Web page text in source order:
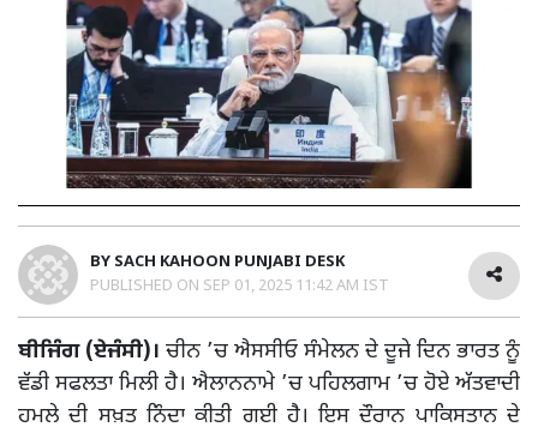
BY SACH KAHOON PUNJABI DESK
PUBLISHED ON SEP 01, 2025 11:42 AM IST
ਬੀਜਿੰਗ (ਏਜੰਸੀ)। ਚੀਨ ’ਚ ਐਸਸੀਓ ਸੰਮੇਲਨ ਦੇ ਦੂਜੇ ਦਿਨ ਭਾਰਤ ਨੂੰ
ਵੱਡੀ ਸਫਲਤਾ ਮਿਲੀ ਹੈ। ਐਲਾਨਨਾਮੇ ’ਚ ਪਹਿਲਗਾਮ ’ਚ ਹੋਏ ਅੱਤਵਾਦੀ
ਹਮਲੇ ਦੀ ਸਖ਼ਤ ਨਿੰਦਾ ਕੀਤੀ ਗਈ ਹੈ। ਇਸ ਦੌਰਾਨ ਪਾਕਿਸਤਾਨ ਦੇ